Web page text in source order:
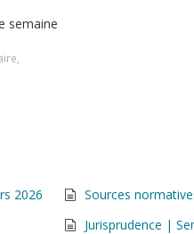
semaine
2026
Sources
Jurisprudence |